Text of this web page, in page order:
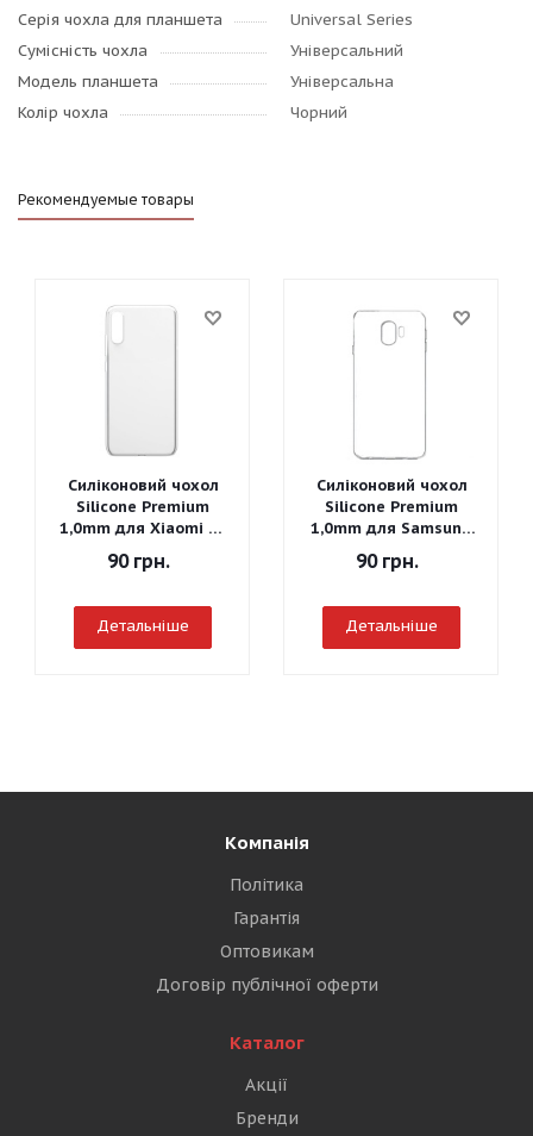
Серія чохла для планшета
Universal Series
Сумісність чохла
Універсальний
Модель планшета
Універсальна
Колір чохла
Чорний
Рекомендуемые товары
Силіконовий чохол
Silicone Premium
1,0mm для Xiaomi Mi
90грн.
Детальніше
Силіконовий чохол
Silicone Premium
1,0mm для Samsung
J260 Galaxy J2 Core
2018
90грн.
Детальніше
Компанія
Політика
Гарантія
Оптовикам
Договір публічної оферти
Каталог
Акції
Бренди